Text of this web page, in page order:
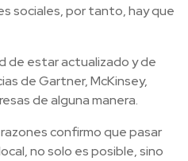
sociales, por tanto, hay que
de estar actualizado y de
de Gartner, McKinsey,
de alguna manera.
confirmo que pasar
no solo es posible, sino